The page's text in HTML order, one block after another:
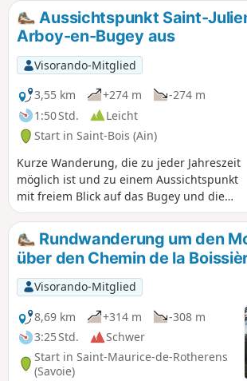
Aussichtspunkt Saint-
Arboy-en-Bugey aus
Visorando-Mitglied
3,55 km
+274 m
-274 m
1:50 Std.
Leicht
Start in Saint-Bois (Ain)
Kurze Wanderung, die zu jeder Jahreszeit
möglich ist und zu einem Aussichtspunkt
mit freiem Blick auf das Bugey und die
Alpen führt.
Rundwanderung um den
über den Chemin de la
Visorando-Mitglied
8,69 km
+314 m
-308 m
3:25 Std.
Schwer
Start in Saint-Maurice-de-Rotherens
(Savoie)